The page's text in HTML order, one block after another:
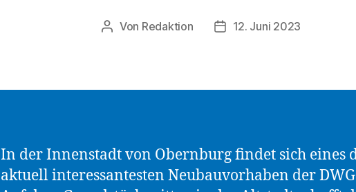
Beitragsautor
Von Redaktion Beitragsdatum
12. Juni 2023
In der Innenstadt von Obernburg findet sich eines
aktuell interessantesten Neubauvorhaben der DWG